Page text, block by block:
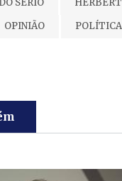
SÉRIO
OPINIÃO